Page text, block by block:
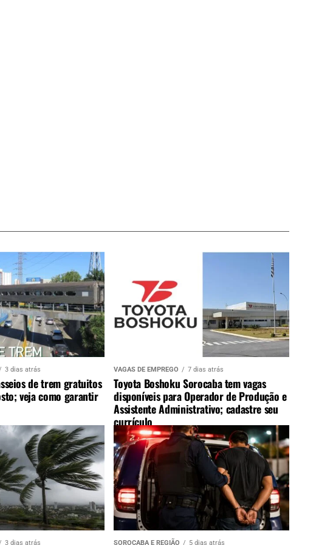
3 dias atrás
de trem gratuitos
veja como garantir
VAGAS DE EMPREGO 7 dias atrás
Toyota Boshoku Sorocaba tem vagas
disponíveis para Operador de Produção e
Assistente Administrativo; cadastre seu
currículo
3 dias atrás SOROCABA E REGIÃO 5 dias atrás